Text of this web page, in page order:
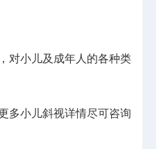
对小儿及成年人的各种类
多小儿斜视详情尽可咨询